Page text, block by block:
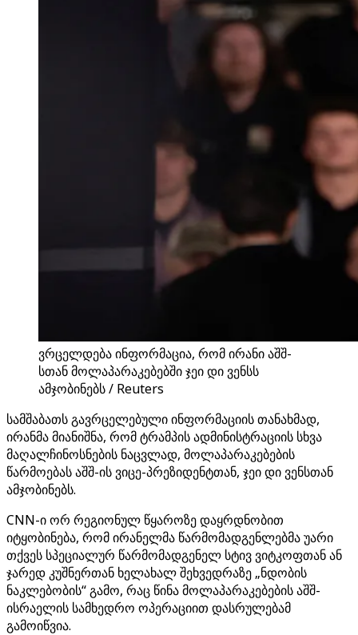
ვრცელდება ინფორმაცია, რომ ირანი აშშ-
სთან მოლაპარაკებებში ჯეი დი ვენსს
ამჯობინებს / Reuters
სამშაბათს გავრცელებული ინფორმაციის თანახმად,
ირანმა მიანიშნა, რომ ტრამპის ადმინისტრაციის სხვა
მაღალჩინოსნების ნაცვლად, მოლაპარაკებების
წარმოებას აშშ-ის ვიცე-პრეზიდენტთან, ჯეი დი ვენსთან
ამჯობინებს.
CNN-ი ორ რეგიონულ წყაროზე დაყრდნობით
იტყობინება, რომ ირანელმა წარმომადგენლებმა უარი
თქვეს სპეციალურ წარმომადგენელ სტივ ვიტკოფთან ან
ჯარედ კუშნერთან ხელახალ შეხვედრაზე „ნდობის
ნაკლებობის“ გამო, რაც წინა მოლაპარაკებების აშშ-
ისრაელის სამხედრო ოპერაციით დასრულებამ
გამოიწვია.